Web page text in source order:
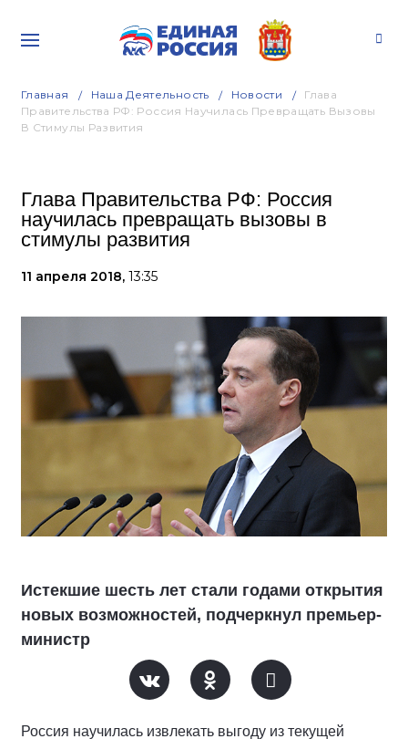
Главная Наша Деятельность Новости
Глава
Правительства РФ: Россия Научилась Превращать Вызовы
В Стимулы Развития
Глава Правительства РФ: Россия
научилась превращать вызовы в
стимулы развития
11 апреля 2018, 13:35
Истекшие шесть лет стали годами открытия
новых возможностей, подчеркнул премьер-
министр
Россия научилась извлекать выгоду из текущей